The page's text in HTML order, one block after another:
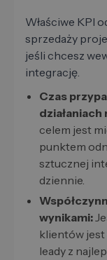
Właściwe KPI
sprzedaży
jeśli chcesz
integrację.
Czas
celem jest
punktem
sztucznej
dziennie.
wynikami:
klientów jest
leady z